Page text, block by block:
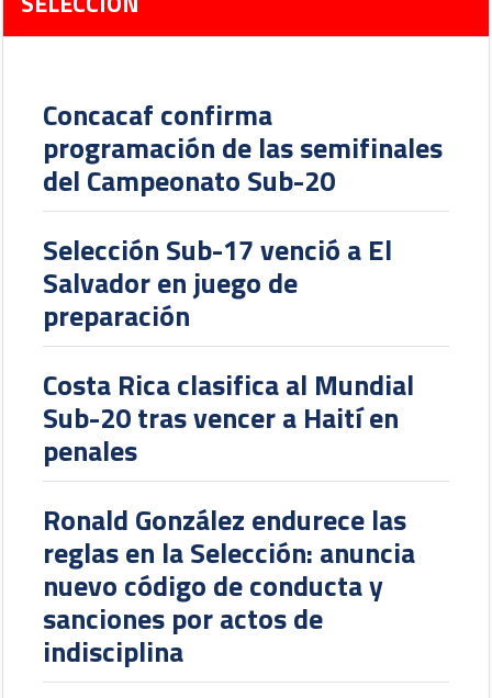
Concacaf confirma
programación de las semifinales
del Campeonato Sub-20
Selección Sub-17 venció a El
Salvador en juego de
preparación
Costa Rica clasifica al Mundial
Sub-20 tras vencer a Haití en
penales
Ronald González endurece las
reglas en la Selección: anuncia
nuevo código de conducta y
sanciones por actos de
indisciplina